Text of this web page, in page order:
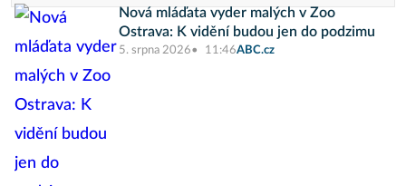
Nová mláďata vyder malých v Zoo
Ostrava: K vidění budou jen do podzimu
5. srpna 2026 11:46ABC.cz